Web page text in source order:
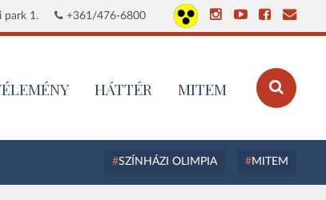
park 1. +361/476-6800
HÁTTÉR MITEM
SZÍNHÁZI OLIMPIA MITEM